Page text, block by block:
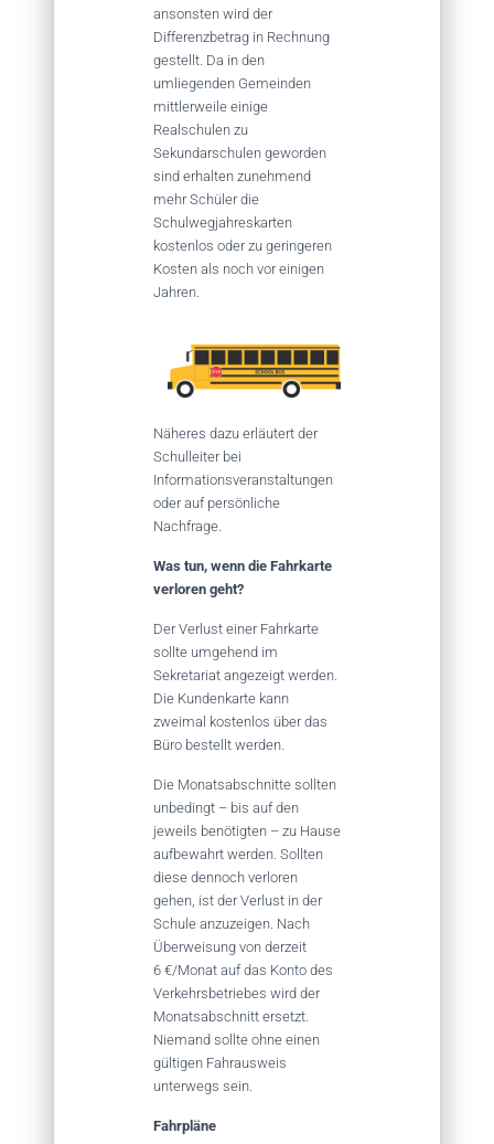
ansonsten wird der
Differenzbetrag in Rechnung
gestellt. Da in den
umliegenden Gemeinden
mittlerweile einige
Realschulen zu
Sekundarschulen geworden
sind erhalten zunehmend
mehr Schüler die
Schulwegjahreskarten
kostenlos oder zu geringeren
Kosten als noch vor einigen
Jahren.
Näheres dazu erläutert der
Schulleiter bei
Informationsveranstaltungen
oder auf persönliche
Nachfrage.
Was tun, wenn die Fahrkarte
verloren geht?
Der Verlust einer Fahrkarte
sollte umgehend im
Sekretariat angezeigt werden.
Die Kundenkarte kann
zweimal kostenlos über das
Büro bestellt werden.
Die Monatsabschnitte sollten
unbedingt – bis auf den
jeweils benötigten – zu Hause
aufbewahrt werden. Sollten
diese dennoch verloren
gehen, ist der Verlust in der
Schule anzuzeigen. Nach
Überweisung von derzeit
6 €/Monat auf das Konto des
Verkehrsbetriebes wird der
Monatsabschnitt ersetzt.
Niemand sollte ohne einen
gültigen Fahrausweis
unterwegs sein.
Fahrpläne